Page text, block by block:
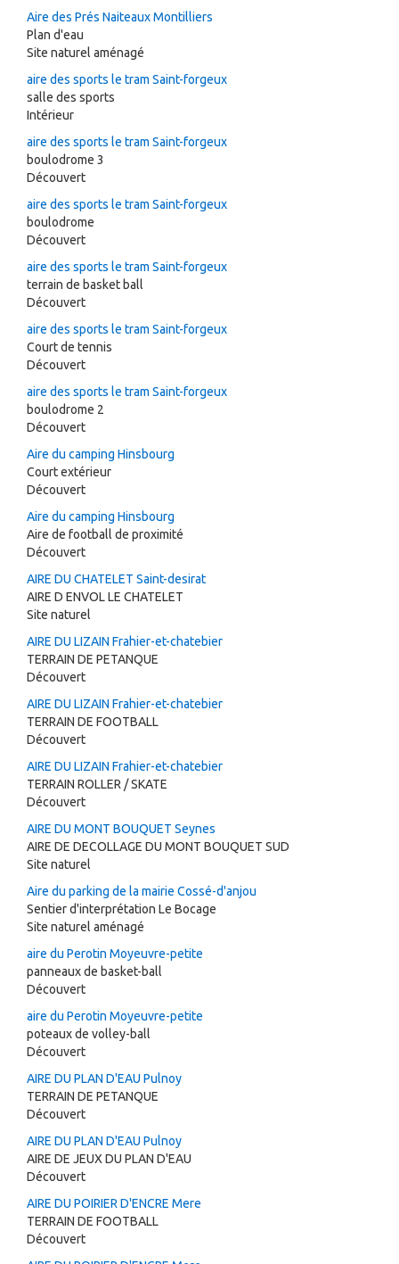
Aire des Prés Naiteaux Montilliers
Plan d'eau
Site naturel aménagé
aire des sports le tram Saint-forgeux
salle des sports
Intérieur
aire des sports le tram Saint-forgeux
boulodrome 3
Découvert
aire des sports le tram Saint-forgeux
boulodrome
Découvert
aire des sports le tram Saint-forgeux
terrain de basket ball
Découvert
aire des sports le tram Saint-forgeux
Court de tennis
Découvert
aire des sports le tram Saint-forgeux
boulodrome 2
Découvert
Aire du camping Hinsbourg
Court extérieur
Découvert
Aire du camping Hinsbourg
Aire de football de proximité
Découvert
AIRE DU CHATELET Saint-desirat
AIRE D ENVOL LE CHATELET
Site naturel
AIRE DU LIZAIN Frahier-et-chatebier
TERRAIN DE PETANQUE
Découvert
AIRE DU LIZAIN Frahier-et-chatebier
TERRAIN DE FOOTBALL
Découvert
AIRE DU LIZAIN Frahier-et-chatebier
TERRAIN ROLLER / SKATE
Découvert
AIRE DU MONT BOUQUET Seynes
AIRE DE DECOLLAGE DU MONT BOUQUET SUD
Site naturel
Aire du parking de la mairie Cossé-d'anjou
Sentier d'interprétation Le Bocage
Site naturel aménagé
aire du Perotin Moyeuvre-petite
panneaux de basket-ball
Découvert
aire du Perotin Moyeuvre-petite
poteaux de volley-ball
Découvert
AIRE DU PLAN D'EAU Pulnoy
TERRAIN DE PETANQUE
Découvert
AIRE DU PLAN D'EAU Pulnoy
AIRE DE JEUX DU PLAN D'EAU
Découvert
AIRE DU POIRIER D'ENCRE Mere
TERRAIN DE FOOTBALL
Découvert